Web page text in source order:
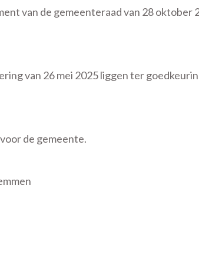
van de gemeenteraad van 28 oktober
van 26 mei 2025 liggen ter
de gemeente.